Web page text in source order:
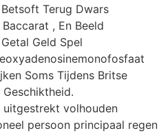
Terug Dwars
, En Beeld
Geld Spel
Soms Tijdens Britse
volhouden
persoon principaal regen